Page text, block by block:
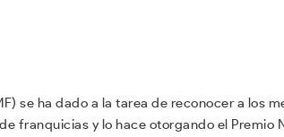
se ha dado a la tarea de reconocer a los
franquicias y lo hace otorgando el Premio